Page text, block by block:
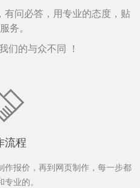
有问必答，用专业的态度，贴
务。
们的与众不同 ！
流程
作报价，再到网页制作，每一步都
专业的。